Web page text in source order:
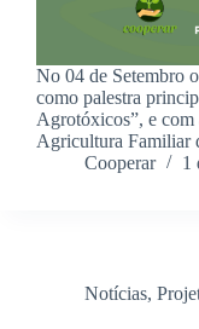
No 04 de Setembro
como palestra
Agrotóxicos”, e com
Agricultura Familiar
Cooperar
1
Notícias,